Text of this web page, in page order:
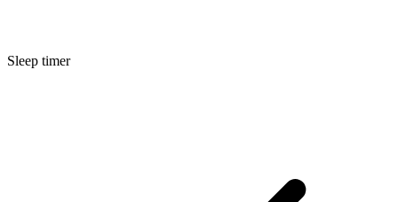
Sleep timer